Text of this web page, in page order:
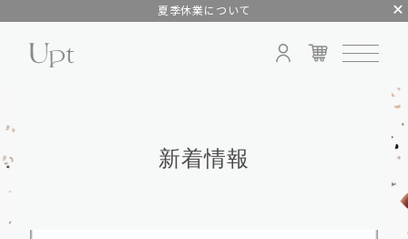
夏季休業について
新着情報